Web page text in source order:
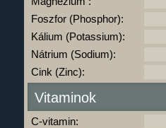
-
Foszfor (Phosphor):
Kálium (Potassium):
Nátrium (Sodium):
Cink (Zinc):
Vitaminok
C-vitamin: